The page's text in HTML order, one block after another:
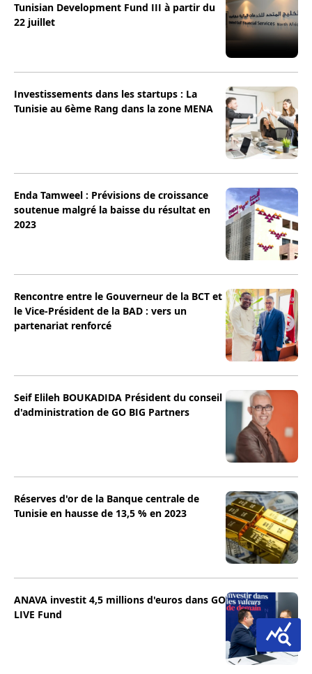
Tunisian Development Fund III à partir du
22 juillet
Investissements dans les startups : La
Tunisie au 6ème Rang dans la zone MENA
Enda Tamweel : Prévisions de croissance
soutenue malgré la baisse du résultat en
2023
Rencontre entre le Gouverneur de la BCT et
le Vice-Président de la BAD : vers un
partenariat renforcé
Seif Elileh BOUKADIDA Président du conseil
d'administration de GO BIG Partners
Réserves d'or de la Banque centrale de
Tunisie en hausse de 13,5 % en 2023
ANAVA investit 4,5 millions d'euros dans GO
LIVE Fund